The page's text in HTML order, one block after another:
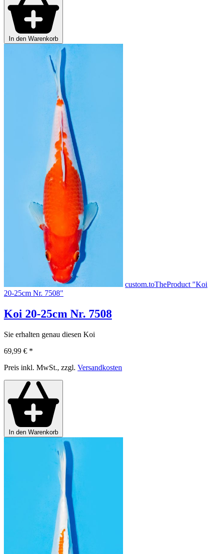
In den Warenkorb
custom.toTheProduct "Koi
20-25cm Nr. 7508"
Koi 20-25cm Nr. 7508
Sie erhalten genau diesen Koi
69,99 € *
Preis inkl. MwSt., zzgl. Versandkosten
In den Warenkorb